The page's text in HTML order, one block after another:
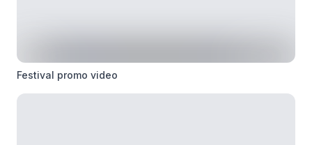
Festival promo video